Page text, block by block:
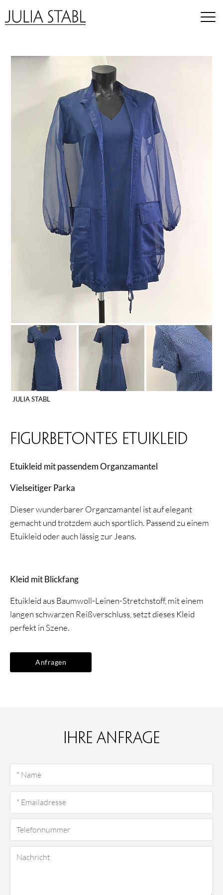
JULIA STABL
FIGURBETONTES ETUIKLEID
Etuikleid mit passendem Organzamantel
Vielseitiger Parka
Dieser wunderbarer Organzamantel ist auf elegant
gemacht und trotzdem auch sportlich. Passend zu einem
Etuikleid oder auch lässig zur Jeans.
Kleid mit Blickfang
Etuikleid aus Baumwoll-Leinen-Stretchstoff, mit einem
langen schwarzen Reißverschluss, setzt dieses Kleid
perfekt in Szene.
Anfragen
Ihre Anfrage